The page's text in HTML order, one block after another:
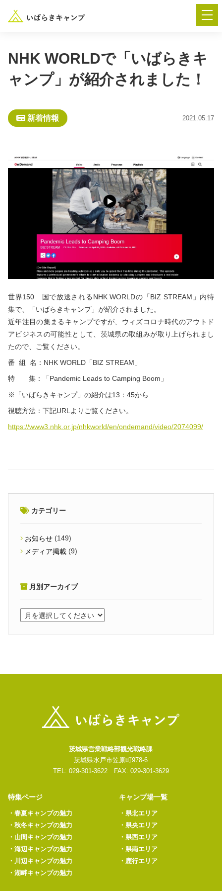
― AUTUMN FESTA 2026 ―
楽しみ方 新着情報
イベント情報 春夏キャンプ
秋冬キャンプ 山間キャンプ
海辺キャンプ 川辺キャンプ
利用規約
NHK WORLDで「いばらきキ
ャンプ」が紹介されました！
新着情報 2021.05.17
世界150ゕ国で放送されるNHK WORLDの「BIZ STREAM」内特
集で、「いばらきキャンプ」が紹介されました。
近年注目の集まるキャンプですが、ウィズコロナ時代のアウトド
アビジネスの可能性として、茨城県の取組みが取り上げられまし
たので、ご覧ください。
番 組 名：NHK WORLD「BIZ STREAM」
特 集：「Pandemic Leads to Camping Boom」
※「いばらきキャンプ」の紹介は13：45から
視聴方法：下記URLよりご覧ください。
https://www3.nhk.or.jp/nhkworld/en/ondemand/video/2074099/
カテゴリー
お知らせ (149)
メディア掲載 (9)
月別アーカイブ
茨城県営業戦略部観光戦略課
茨城県水戸市笠原町978-6
TEL: 029-301-3622 FAX: 029-301-3629
特集ページ
・ 春夏キャンプの魅力
・ 秋冬キャンプの魅力
・ 山間キャンプの魅力
・ 海辺キャンプの魅力
・ 川辺キャンプの魅力
・ 湖畔キャンプの魅力
キャンプ場一覧
・ 県北エリア
・ 県央エリア
・ 県西エリア
・ 県南エリア
・ 鹿行エリア